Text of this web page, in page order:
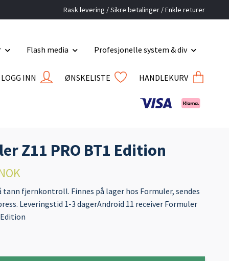
Rask levering / Sikre betalinger / Enkle returer
Flash media Profesjonelle system & div
LOGG INN ØNSKELISTE HANDLEKURV
Z11 PRO BT1 Edition
tann fjernkontroll. Finnes på lager hos Formuler, sendes
Leveringstid 1-3 dagerAndroid 11 receiver Formuler
Edition